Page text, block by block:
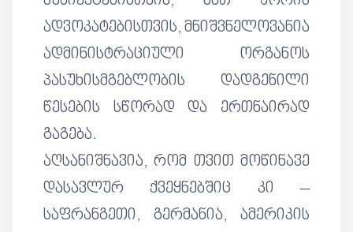
ადვოკატებისთვის, მნიშვნელოვანია
ადმინისტრაციული ორგანოს
პასუხისმგებლობის დადგენილი
წესების სწორად და ერთნაირად
გაგება.
აღსანიშნავია, რომ თვით მოწინავე
დასავლურ ქვეყნებშიც კი –
საფრანგეთი, გერმანია, ამერიკის